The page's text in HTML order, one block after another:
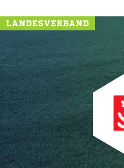
LANDESVERBAND